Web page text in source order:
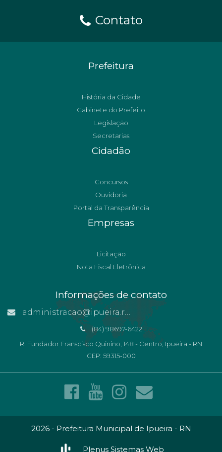
Contato
Prefeitura
História da Cidade
Gabinete do Prefeito
Legislação
Secretarias
Cidadão
Concursos
Ouvidoria
Portal da Transparência
Empresas
Licitação
Nota Fiscal Eletrônica
Informações de contato
administracao@ipueira.rn.gov.br
(84) 98697-6422
R. Fundador Franscisco Quinino, 148 - Centro, Ipueira - RN
CEP: 59315-000
2026 - Prefeitura Municipal de Ipueira - RN
Plenus Sistemas Web